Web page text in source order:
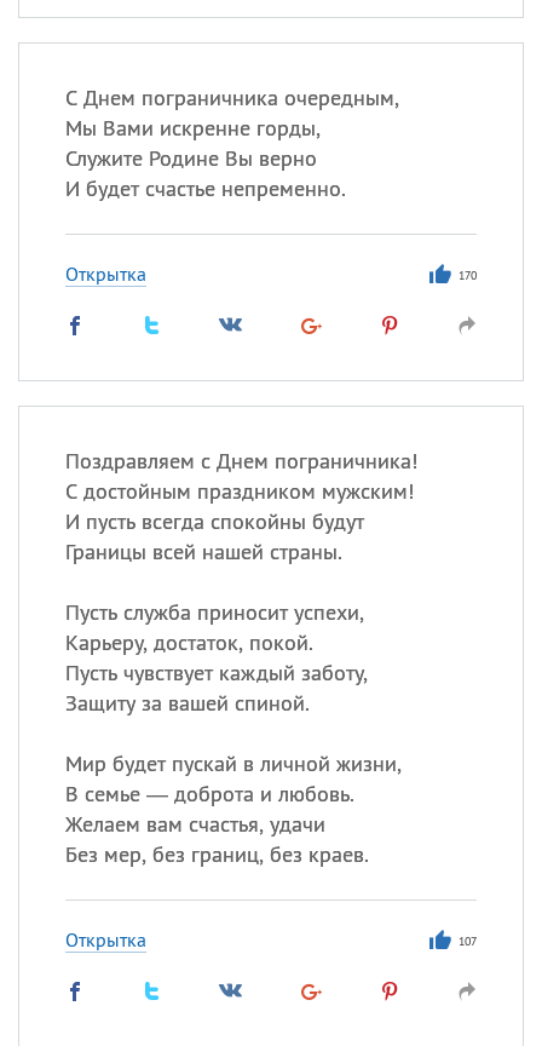
С Днем пограничника очередным,
Мы Вами искренне горды,
Служите Родине Вы верно
И будет счастье непременно.
Открытка 170
Поздравляем с Днем пограничника!
С достойным праздником мужским!
И пусть всегда спокойны будут
Границы всей нашей страны.
Пусть служба приносит успехи,
Карьеру, достаток, покой.
Пусть чувствует каждый заботу,
Защиту за вашей спиной.
Мир будет пускай в личной жизни,
В семье — доброта и любовь.
Желаем вам счастья, удачи
Без мер, без границ, без краев.
Открытка 107